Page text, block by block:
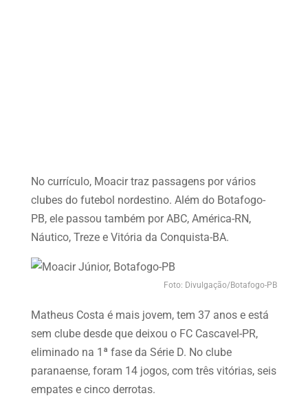
No currículo, Moacir traz passagens por vários
clubes do futebol nordestino. Além do Botafogo-
PB, ele passou também por ABC, América-RN,
Náutico, Treze e Vitória da Conquista-BA.
Foto: Divulgação/Botafogo-PB
Matheus Costa é mais jovem, tem 37 anos e está
sem clube desde que deixou o FC Cascavel-PR,
eliminado na 1ª fase da Série D. No clube
paranaense, foram 14 jogos, com três vitórias, seis
empates e cinco derrotas.